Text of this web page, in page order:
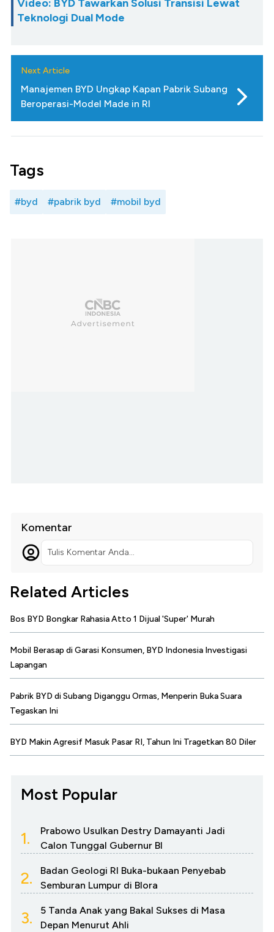
Video: BYD Tawarkan Solusi Transisi Lewat
Teknologi Dual Mode
Next Article
Manajemen BYD Ungkap Kapan Pabrik Subang
Beroperasi-Model Made in RI
Tags
#byd #pabrik byd #mobil byd
Komentar
Tulis Komentar Anda...
Related Articles
Bos BYD Bongkar Rahasia Atto 1 Dijual 'Super' Murah
Mobil Berasap di Garasi Konsumen, BYD Indonesia Investigasi
Lapangan
Pabrik BYD di Subang Diganggu Ormas, Menperin Buka Suara
Tegaskan Ini
BYD Makin Agresif Masuk Pasar RI, Tahun Ini Tragetkan 80 Diler
Most Popular
1.
Prabowo Usulkan Destry Damayanti Jadi
Calon Tunggal Gubernur BI
2.
Badan Geologi RI Buka-bukaan Penyebab
Semburan Lumpur di Blora
3.
5 Tanda Anak yang Bakal Sukses di Masa
Depan Menurut Ahli